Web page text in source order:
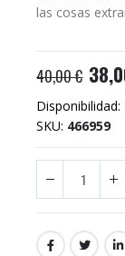
las cosas
40,00 €
Disponibilidad:
SKU 466959